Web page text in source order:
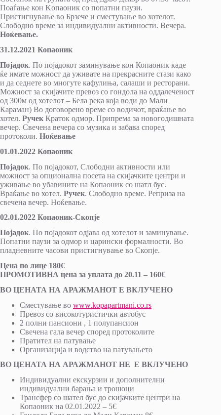
Поаѓање кон Kопаоник со попатни паузи.
Пристигнување во Брзече и сместување во хотелот.
Слободно време за индивидуални активности. Вечера.
Ноќевање.
31.12.2021 Копаоник
Појадок. По појадокот заминување кон Копаоник каде
ќе имате можност да уживате на прекрасните стази како
и да седнете во многуте кафулиња, салаши и ресторани.
Moжност за скијачите превоз со гондола на оддалеченост
од 300м од хотелот – Бела река која води до Мали
Караман) Во договорено време со водичот, враќање во
хотел. Ручек Краток одмор. Припрема за новогодишната
вечер. Свечена вечера со музика и забава според
протоколи. Ноќевање
01.01.2022 Копаоник
Појадок. По појадокот, Слободни активности или
можност за опционална посета на скијачките центри и
уживање во убавините на Копаоник со шатл бус.
Враќање во хотел. Ручек. Слободно време. Реприза на
свечена вечер. Ноќевање.
02.01.2022 Копаоник-Скопје
Појадок. По појадокот одјава од хотелот и заминување.
Попатни паузи за одмор и царински формалности. Во
пладневните часови пристигнување во Скопје.
Цена по лице 180€
ПРОМОТИВНА цена за уплата до 20.11 – 160€
ВО ЦЕНАТА НА АРАЖМАНОТ Е ВКЛУЧЕНО
Сместување во www.kopapartmani.co.rs
Превоз со високотуристички автобус
2 полни пансиони , 1 полупансион
Свечена гала вечер според протоколите
Пратител на патување
Oрганизација и водство на патувањето
ВО ЦЕНАТА НА АРАЖМАНОТ НЕ Е ВКЛУЧЕНО
Индивидуални екскурзии и дополнителни
индивидуални барања и трошоци
Трансфер со шател бус до скијачките центри на
Копаоник на 02.01.2022 – 5€